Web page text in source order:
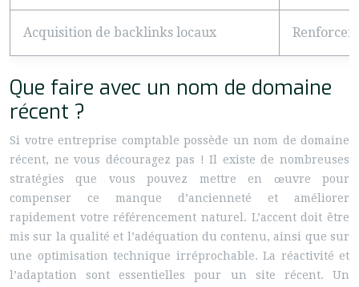
Acquisition de backlinks locaux
Que faire avec un nom de domaine
récent ?
Si votre entreprise comptable possède un nom de domaine
récent, ne vous découragez pas ! Il existe de nombreuses
stratégies que vous pouvez mettre en œuvre pour
compenser ce manque d’ancienneté et améliorer
rapidement votre référencement naturel. L’accent doit être
mis sur la qualité et l’adéquation du contenu, ainsi que sur
une optimisation technique irréprochable. La réactivité et
l’adaptation sont essentielles pour un site récent. Un